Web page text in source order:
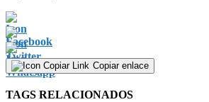
Copiar enlace
TAGS RELACIONADOS